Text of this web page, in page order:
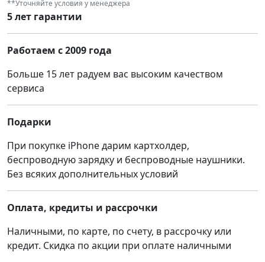
**Уточняйте условия у менеджера
5 лет гарантии
Работаем с 2009 года
Больше 15 лет радуем вас высоким качеством
сервиса
Подарки
При покупке iPhone дарим картхолдер,
беспроводную зарядку и беспроводные наушники.
Без всяких дополнительных условий
Оплата, кредиты и рассрочки
Наличными, по карте, по счету, в рассрочку или
кредит. Скидка по акции при оплате наличными